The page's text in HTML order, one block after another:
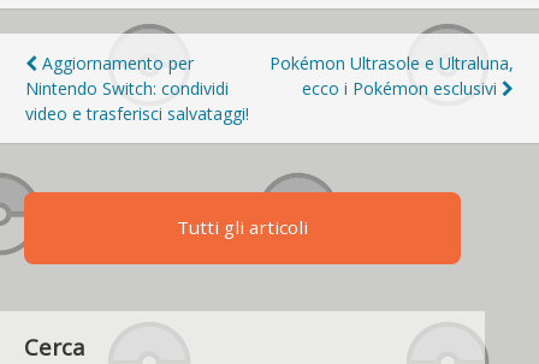
Navigazione
articoli
Aggiornamento per
Nintendo Switch: condividi
video e trasferisci salvataggi!
Pokémon Ultrasole e Ultraluna,
ecco i Pokémon esclusivi
Tutti gli articoli
Cerca